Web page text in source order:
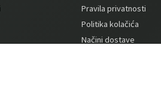
Pravila privatnosti
Politika kolačića
Načini dostave